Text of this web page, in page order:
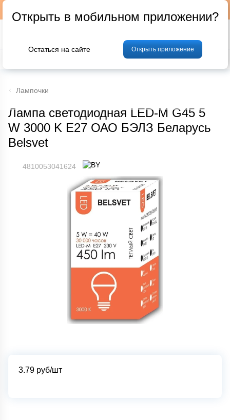
Фрукты и овощи Мясо Птица
Лампочки
Лампа светодиодная LED-M G45 5
W 3000 K E27 ОАО БЭЛЗ Беларусь
Belsvet
4810053041624
3.79 руб/шт
Открыть в мобильном приложении?
Остаться на сайте Открыть приложение